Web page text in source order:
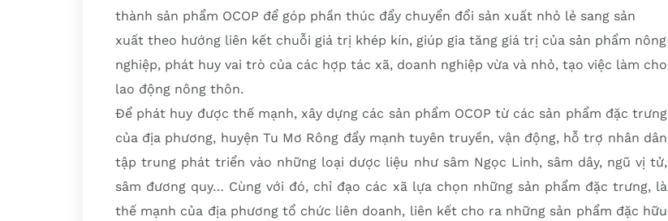
thành sản phẩm OCOP để góp phần thúc đẩy chuyển đổi sản xuất nhỏ lẻ sang sản
xuất theo hướng liên kết chuỗi giá trị khép kín, giúp gia tăng giá trị của sản phẩm nông
nghiệp, phát huy vai trò của các hợp tác xã, doanh nghiệp vừa và nhỏ, tạo việc làm cho
lao động nông thôn.
Để phát huy được thế mạnh, xây dựng các sản phẩm OCOP từ các sản phẩm đặc trưng
của địa phương, huyện Tu Mơ Rông đẩy mạnh tuyên truyền, vận động, hỗ trợ nhân dân
tập trung phát triển vào những loại dược liệu như sâm Ngọc Linh, sâm dây, ngũ vị tử,
sâm đương quy… Cùng với đó, chỉ đạo các xã lựa chọn những sản phẩm đặc trưng, là
thế mạnh của địa phương tổ chức liên doanh, liên kết cho ra những sản phẩm đặc hữu